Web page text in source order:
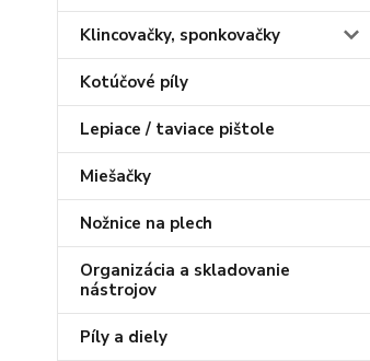
Klincovačky, sponkovačky
Kotúčové píly
Lepiace / taviace pištole
Miešačky
Nožnice na plech
Organizácia a skladovanie
nástrojov
Píly a diely